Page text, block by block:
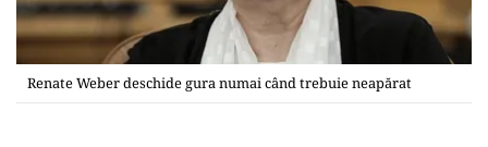
Renate Weber deschide gura numai când trebuie neapărat